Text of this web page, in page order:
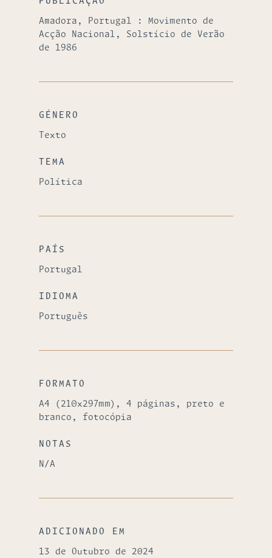
Amadora, Portugal : Movimento de
Acção Nacional, Solstício de Verão
de 1986
GÉNERO
Texto
TEMA
Política
PAÍS
Portugal
IDIOMA
Português
FORMATO
A4 (210x297mm), 4 páginas, preto e
branco, fotocópia
NOTAS
N/A
ADICIONADO EM
13 de Outubro de 2024